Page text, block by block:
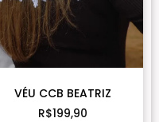
VÉU CCB BEATRIZ
R$199,90